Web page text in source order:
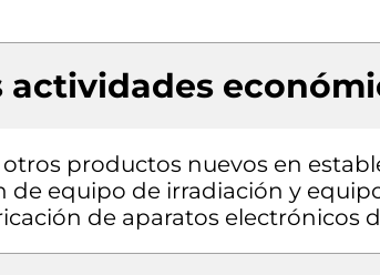
actividades
productos nuevos en
de equipo de irradiación y
de aparatos electrónicos